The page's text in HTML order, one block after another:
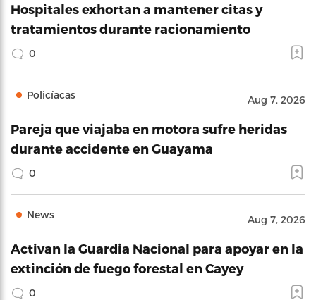
Hospitales exhortan a mantener citas y
tratamientos durante racionamiento
0
Policíacas Aug 7, 2026
Pareja que viajaba en motora sufre heridas
durante accidente en Guayama
0
News Aug 7, 2026
Activan la Guardia Nacional para apoyar en la
extinción de fuego forestal en Cayey
0